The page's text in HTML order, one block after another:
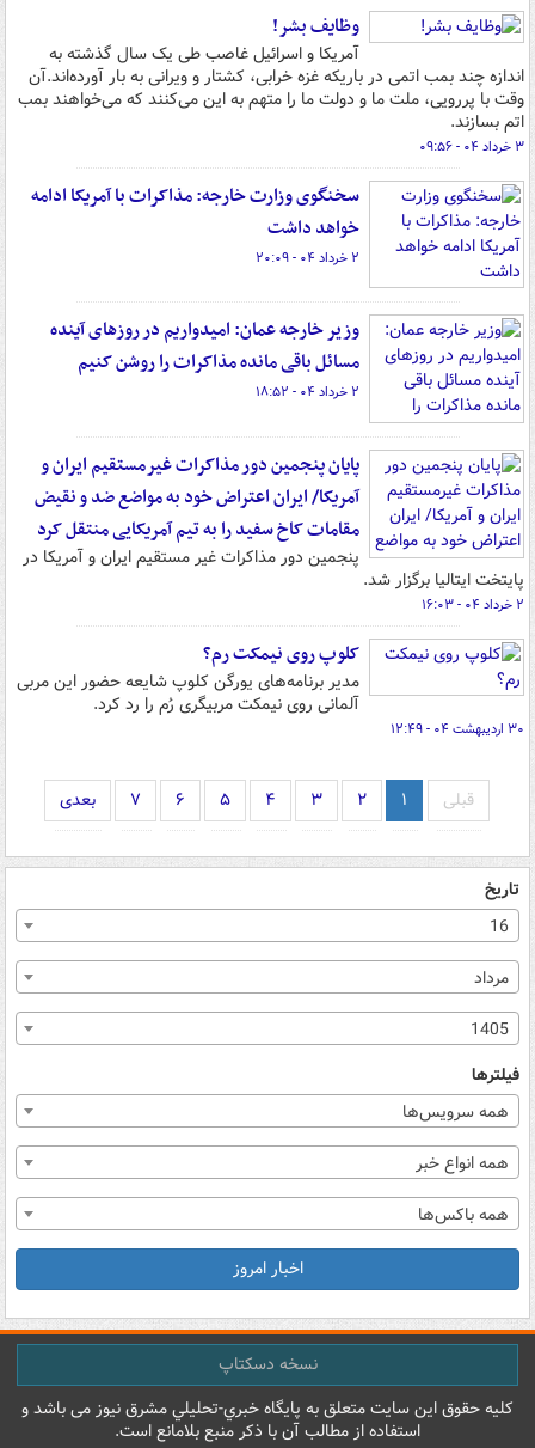
وظایف بشر!
آمریکا و اسرائیل غاصب طی یک سال گذشته به
اندازه چند بمب اتمی در باریکه غزه خرابی، کشتار و ویرانی به بار آورده‌اند.آن
وقت با پررویی، ملت ما و دولت ما را متهم به این می‌کنند که می‌خواهند بمب
اتم بسازند.
۳ خرداد ۰۴ - ۰۹:۵۶
سخنگوی وزارت خارجه: مذاکرات با آمریکا ادامه
خواهد داشت
۲ خرداد ۰۴ - ۲۰:۰۹
وزیر خارجه عمان: امیدواریم در روزهای آینده
مسائل باقی مانده مذاکرات را روشن کنیم
۲ خرداد ۰۴ - ۱۸:۵۲
پایان پنجمین دور مذاکرات غیرمستقیم ایران و
آمریکا/ ایران اعتراض خود به مواضع ضد و نقیض
مقامات کاخ سفید را به تیم آمریکایی منتقل کرد
پنجمین دور مذاکرات غیر مستقیم ایران و آمریکا در
پایتخت ایتالیا برگزار شد.
۲ خرداد ۰۴ - ۱۶:۰۳
کلوپ روی نیمکت رم؟
مدیر برنامه‌های یورگن کلوپ شایعه حضور این مربی
آلمانی روی نیمکت مربیگری رُم را رد کرد.
۳۰ اردیبهشت ۰۴ - ۱۲:۴۹
قبلی ۱ ۲ ۳ ۴ ۵ ۶ ۷ بعدی
تاریخ
16
مرداد
1405
فیلترها
همه سرویس‌ها
همه انواع خبر
همه باکس‌ها
اخبار امروز
نسخه دسکتاپ
کليه حقوق اين سايت متعلق به پایگاه خبري-تحليلي مشرق نيوز می باشد و
استفاده از مطالب آن با ذکر منبع بلامانع است.